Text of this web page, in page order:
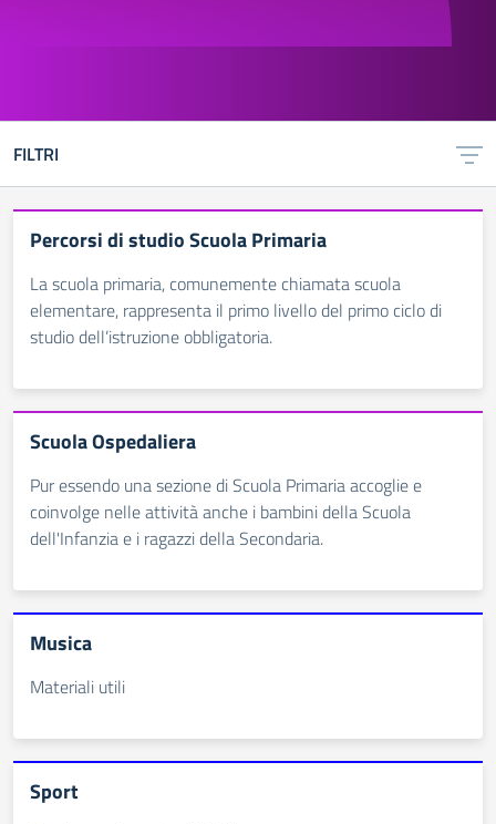
FILTRI
Percorsi di studio Scuola Primaria
La scuola primaria, comunemente chiamata scuola
elementare, rappresenta il primo livello del primo ciclo di
studio dell’istruzione obbligatoria.
Scuola Ospedaliera
Pur essendo una sezione di Scuola Primaria accoglie e
coinvolge nelle attività anche i bambini della Scuola
dell'Infanzia e i ragazzi della Secondaria.
Musica
Materiali utili
Sport